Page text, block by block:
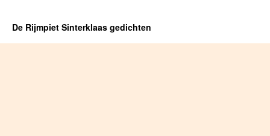
De Rijmpiet Sinterklaas gedichten